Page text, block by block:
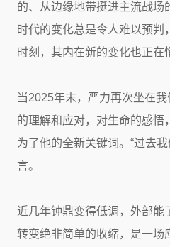
的、从边缘地带挺进主流战场
时代的变化总是令人难以预
时刻，其内在新的变化也正在
当2025年末，严力再次坐在
的理解和应对，对生命的感悟
为了他的全新关键词。“过去
言。
近几年钟鼎变得低调，外部能
转变绝非简单的收缩，是一场